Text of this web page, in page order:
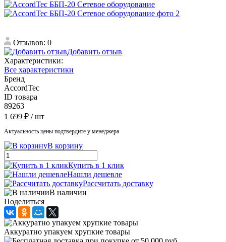
Отзывов: 0
Добавить отзыв
Характеристики:
Все характеристики
Бренд
AccordTec
ID товара
89263
1 699 ₽ / шт
Актуальность цены подтвердите у менеджера
В корзину
Купить в 1 клик
Нашли дешевле
Рассчитать доставку
В наличии
Поделиться
Аккуратно упакуем хрупкие товары